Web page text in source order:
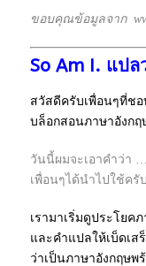
ขอบคุณข้อมูลจาก
So Am I. แปล
สวัสดีครับเพื่อนๆที่ช
บล็อกสอนภาษาอังกฤ
วันนี้ผมจะเอาคำว่า
เพื่อนๆได้นำไปใช้ครับ
เรามาเริ่มดูประโยค
และคำแปลให้เบ็ดเส
ว่าเป็นภาษาอังกฤษพ